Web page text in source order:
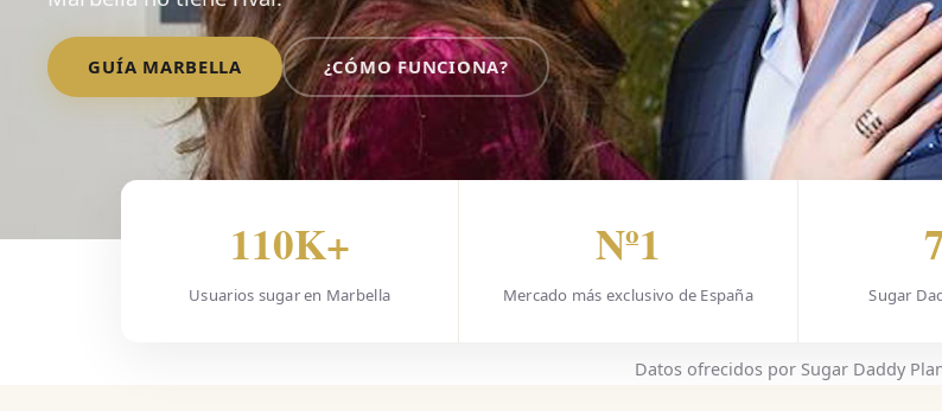
GUÍA MARBELLA ¿CÓMO FUNCIONA?
110K+
Usuarios sugar en Marbella
Nº1
Mercado más exclusivo de España Sugar
Datos ofrecidos por Sugar Daddy